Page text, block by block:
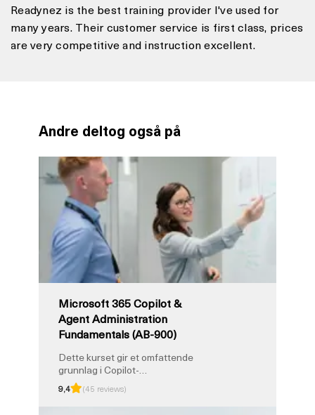
Readynez is the best training provider I've used for
many years. Their customer service is first class, prices
are very competitive and instruction excellent.
Andre deltog også på
Microsoft 365 Copilot &
Agent Administration
Fundamentals (AB-900)
Dette kurset gir et omfattende
grunnlag i Copilot-
administrasjon og AI-aktivering i
Microsoft 365-miljøer. Du vil
9,4 (45 reviews)